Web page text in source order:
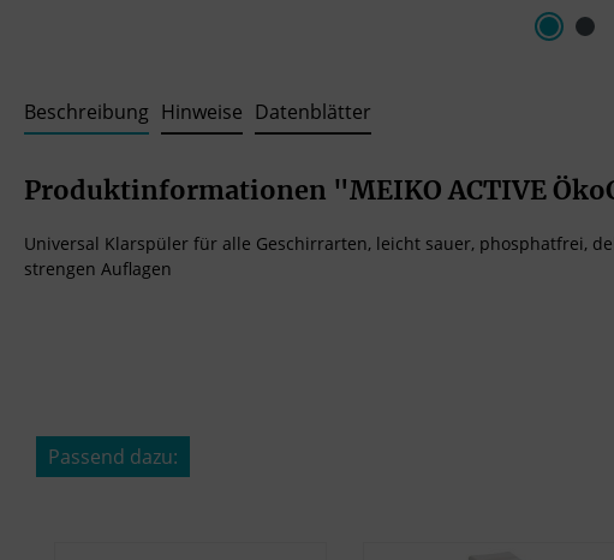
Beschreibung Hinweise Datenblätter
Produktinformationen "MEIKO ACTIVE
Universal Klarspüler für alle Geschirrarten, leicht sauer, phosphatfrei,
strengen Auflagen
Passend dazu: